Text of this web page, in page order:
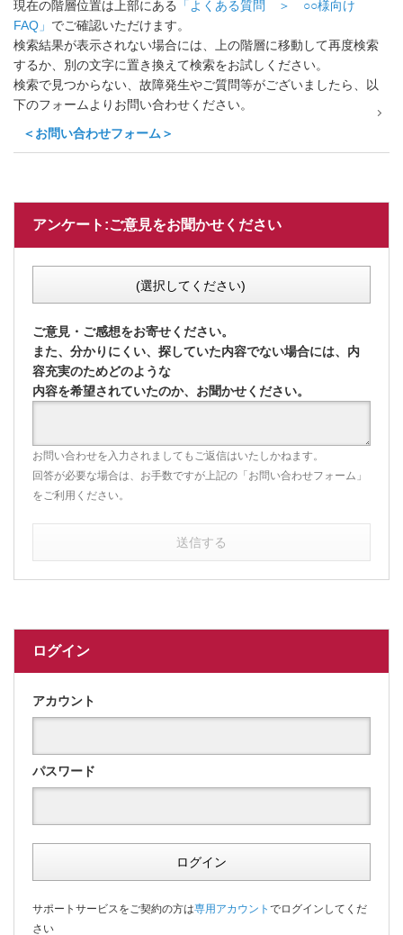
現在の階層位置は上部にある
「よくある質問 ＞ ○○様向け
FAQ」 でご確認いただけます。
検索結果が表示されない場合には、上の階層に移動して再度検索
するか、別の文字に置き換えて検索をお試しください。
検索で見つからない、故障発生やご質問等がございましたら、以
下のフォームよりお問い合わせください。
＜お問い合わせフォーム＞
アンケート:ご意見をお聞かせください
(選択してください)
ご意見・ご感想をお寄せください。
また、分かりにくい、探していた内容でない場合には、内
容充実のためどのような
内容を希望されていたのか、お聞かせください。
お問い合わせを入力されましてもご返信はいたしかねます。
回答が必要な場合は、お手数ですが上記の「お問い合わせフォーム」
をご利用ください。
送信する
ログイン
アカウント
パスワード
ログイン
サポートサービスをご契約の方は専用アカウント でログインしてくだ
さい